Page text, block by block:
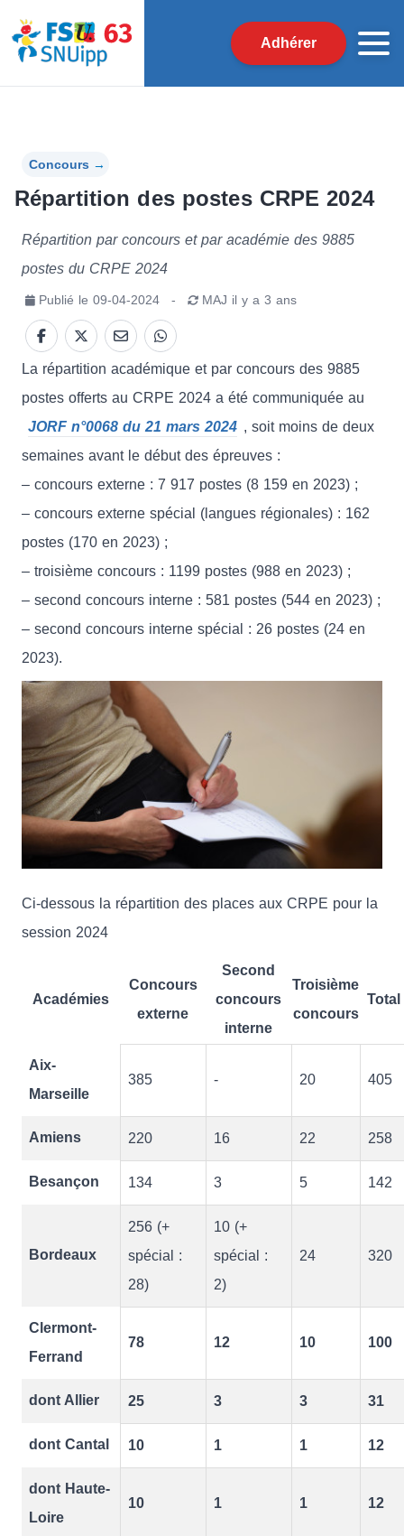
Adhérer
Concours →
Répartition des postes CRPE 2024
Répartition par concours et par académie des 9885
postes du CRPE 2024
Publié le 09-04-2024 - MAJ il y a 3 ans
La répartition académique et par concours des 9885
postes offerts au CRPE 2024 a été communiquée au
JORF n°0068 du 21 mars 2024 , soit moins de deux
semaines avant le début des épreuves :
– concours externe : 7 917 postes (8 159 en 2023) ;
– concours externe spécial (langues régionales) : 162
postes (170 en 2023) ;
– troisième concours : 1199 postes (988 en 2023) ;
– second concours interne : 581 postes (544 en 2023) ;
– second concours interne spécial : 26 postes (24 en
2023).
Ci-dessous la répartition des places aux CRPE pour la
session 2024
Académies
Concours
externe
Second
concours
interne
Troisième
concours
Total
Aix-
Marseille
385 - 20 405
Amiens 220 16 22 258
Besançon 134 3 5 142
Bordeaux
256 (+
spécial :
28)
10 (+
spécial :
2)
24 320
Clermont-
Ferrand
78 12 10 100
dont Allier 25 3 3 31
dont Cantal 10 1 1 12
dont Haute-
Loire
10 1 1 12